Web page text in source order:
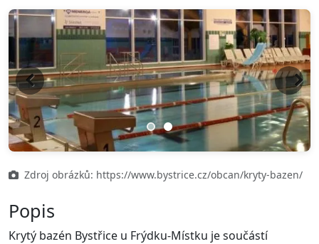
Previous Next
Zdroj obrázků: https://www.bystrice.cz/obcan/kryty-bazen/
Popis
Krytý bazén Bystřice u Frýdku-Místku je součástí